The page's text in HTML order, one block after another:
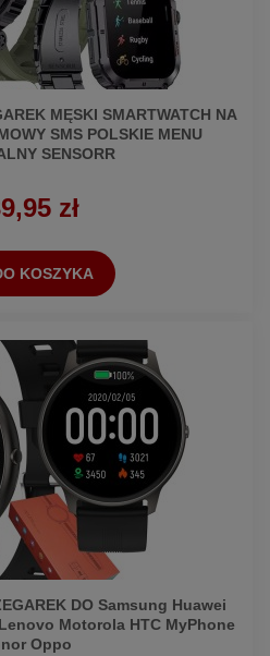
MĘSKI SMARTWATCH NA
SMS POLSKIE MENU
SENSORR
zł
KOSZYKA
DO Samsung Huawei
Motorola HTC MyPhone
Oppo